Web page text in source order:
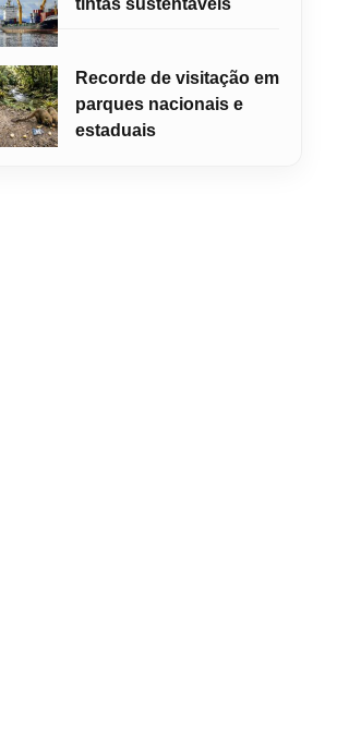
Recorde de visitação em
parques nacionais e
estaduais